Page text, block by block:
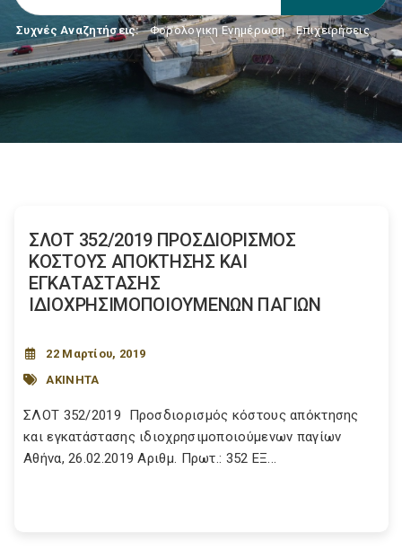
Συχνές Αναζητήσεις: Φορολογικη Ενημέρωση, Επιχειρήσεις
ΣΛΟΤ 352/2019 ΠΡΟΣΔΙΟΡΙΣΜΟΣ
ΚΟΣΤΟΥΣ ΑΠΟΚΤΗΣΗΣ ΚΑΙ
ΕΓΚΑΤΑΣΤΑΣΗΣ
ΙΔΙΟΧΡΗΣΙΜΟΠΟΙΟΥΜΕΝΩΝ ΠΑΓΙΩΝ
22 Μαρτίου, 2019
ΑΚΙΝΗΤΑ
ΣΛΟΤ 352/2019 Προσδιορισμός κόστους απόκτησης
και εγκατάστασης ιδιοχρησιμοποιούμενων παγίων
Αθήνα, 26.02.2019 Αριθμ. Πρωτ.: 352 ΕΞ...